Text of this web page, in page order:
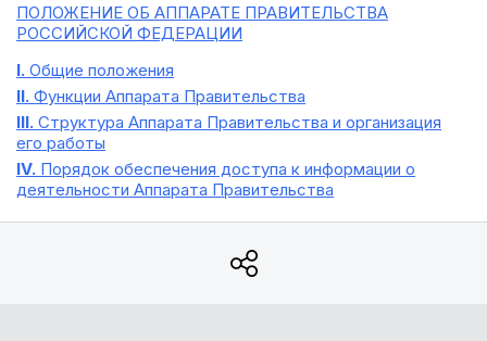
ПОЛОЖЕНИЕ ОБ АППАРАТЕ ПРАВИТЕЛЬСТВА
РОССИЙСКОЙ ФЕДЕРАЦИИ
I. Общие положения
II. Функции Аппарата Правительства
III. Структура Аппарата Правительства и организация
его работы
IV. Порядок обеспечения доступа к информации о
деятельности Аппарата Правительства